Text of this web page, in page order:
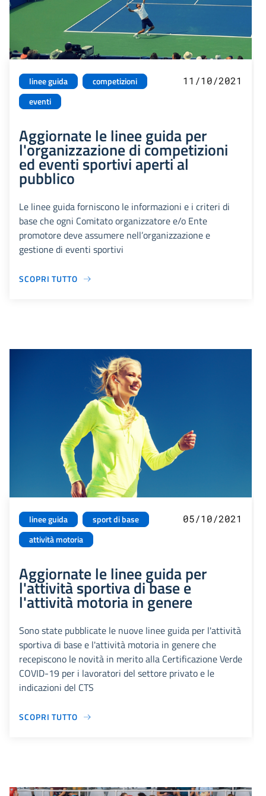
linee guida
competizioni
eventi
11/10/2021
Aggiornate le linee guida per
l'organizzazione di competizioni
ed eventi sportivi aperti al
pubblico
Le linee guida forniscono le informazioni e i criteri di
base che ogni Comitato organizzatore e/o Ente
promotore deve assumere nell’organizzazione e
gestione di eventi sportivi
SCOPRI TUTTO
linee guida
sport di base
attività motoria
05/10/2021
Aggiornate le linee guida per
l'attività sportiva di base e
l'attività motoria in genere
Sono state pubblicate le nuove linee guida per l'attività
sportiva di base e l'attività motoria in genere che
recepiscono le novità in merito alla Certificazione Verde
COVID-19 per i lavoratori del settore privato e le
indicazioni del CTS
SCOPRI TUTTO